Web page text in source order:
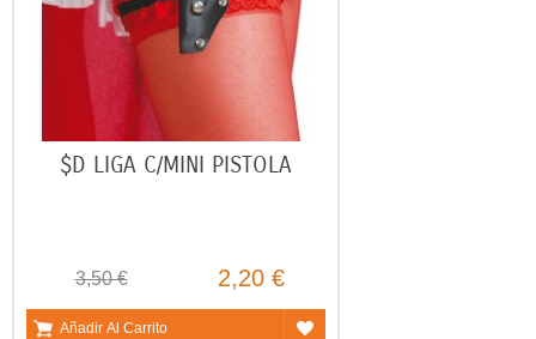
$D LIGA C/MINI PISTOLA
3,50 € 2,20 €
Añadir Al Carrito